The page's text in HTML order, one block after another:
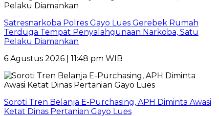
Satresnarkoba Polres Gayo Lues Gerebek Rumah
Terduga Tempat Penyalahgunaan Narkoba, Satu
Pelaku Diamankan
6 Agustus 2026 | 11:48 pm WIB
Soroti Tren Belanja E-Purchasing, APH Diminta Awasi
Ketat Dinas Pertanian Gayo Lues